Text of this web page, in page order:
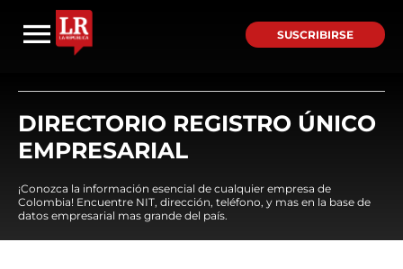
SUSCRIBIRSE
DIRECTORIO REGISTRO ÚNICO
EMPRESARIAL
¡Conozca la información esencial de cualquier empresa de
Colombia! Encuentre NIT, dirección, teléfono, y mas en la base de
datos empresarial mas grande del país.